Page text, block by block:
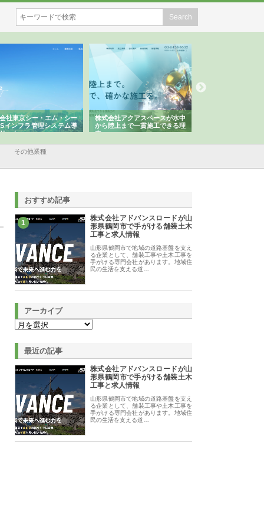
株式会社アクアスペースが水中
から陸上まで一貫施工できる理
由
株式会社地盤調査事務所が選ば
れ続ける理由と建設コンサルの
強み
その他業種
おすすめ記事
1
株式会社アドバンスロードが山
形県鶴岡市で手がける舗装土木
工事と求人情報
山形県鶴岡市で地域の道路基盤を支え
る企業として、舗装工事や土木工事を
手がける専門会社があります。地域住
民の生活を支える道…
アーカイブ
最近の記事
株式会社アドバンスロードが山
形県鶴岡市で手がける舗装土木
工事と求人情報
山形県鶴岡市で地域の道路基盤を支え
る企業として、舗装工事や土木工事を
手がける専門会社があります。地域住
民の生活を支える道…